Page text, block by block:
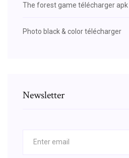
The forest game télécharger apk
Photo black & color télécharger
Newsletter